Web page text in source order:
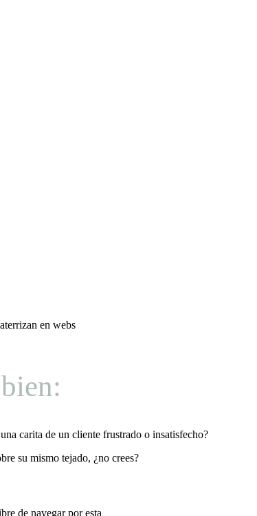
en webs
carita de un cliente frustrado o insatisfecho?
su mismo tejado, ¿no crees?
de navegar por esta